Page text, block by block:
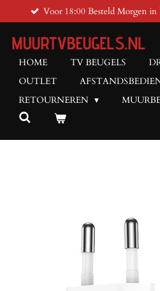
direct
naar
de
hoofdinhoud
Voor 18:00 Besteld Morgen in
MUURTVBEUGELS.NL
HOME TV BEUGELS
OUTLET
RETOURNEREN